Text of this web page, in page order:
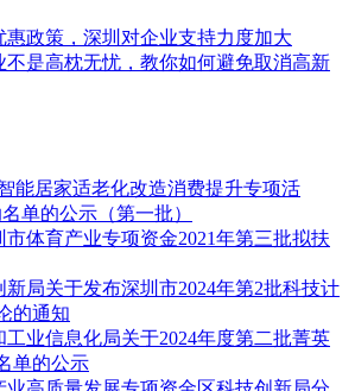
惠政策，深圳对企业支持力度加大
不是高枕无忧，教你如何避免取消高新
能居家适老化改造消费提升专项活
单的公示（第一批）
市体育产业专项资金2021年第三批拟扶
新局关于发布深圳市2024年第2批科技计
的通知
工业信息化局关于2024年度第二批菁英
单的公示